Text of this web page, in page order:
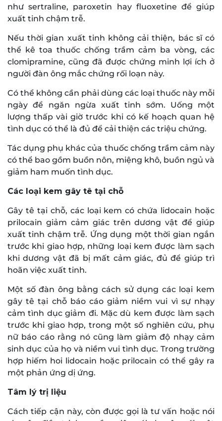
như sertraline, paroxetin hay fluoxetine để giúp
xuất tinh chậm trễ.
Nếu thời gian xuất tinh không cải thiện, bác sĩ có
thể kê toa thuốc chống trầm cảm ba vòng, các
clomipramine, cũng đã được chứng minh lợi ích ở
người đàn ông mắc chứng rối loạn này.
Có thể không cần phải dùng các loại thuốc này mỗi
ngày để ngăn ngừa xuất tinh sớm. Uống một
lượng thấp vài giờ trước khi có kế hoạch quan hệ
tình dục có thể là đủ để cải thiện các triệu chứng.
Tác dụng phụ khác của thuốc chống trầm cảm này
có thể bao gồm buồn nôn, miệng khô, buồn ngủ và
giảm ham muốn tình dục.
Các loại kem gây tê tại chỗ
Gây tê tại chỗ, các loại kem có chứa lidocain hoặc
prilocain giảm cảm giác trên dương vật để giúp
xuất tinh chậm trễ. Ứng dụng một thời gian ngắn
trước khi giao hợp, những loại kem được làm sạch
khi dương vật đã bị mất cảm giác, đủ để giúp trì
hoãn việc xuất tinh.
Một số đàn ông bằng cách sử dụng các loại kem
gây tê tại chỗ báo cáo giảm niềm vui vì sự nhạy
cảm tình dục giảm đi. Mặc dù kem được làm sạch
trước khi giao hợp, trong một số nghiên cứu, phụ
nữ báo cáo rằng nó cũng làm giảm độ nhạy cảm
sinh dục của họ và niềm vui tình dục. Trong trường
hợp hiếm hoi lidocain hoặc prilocain có thể gây ra
một phản ứng dị ứng.
Tâm lý trị liệu
Cách tiếp cận này, còn được gọi là tư vấn hoặc nói